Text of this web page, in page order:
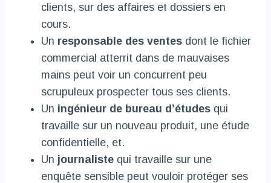
clients, sur des affaires et dossiers en
cours.
Un responsable des ventes dont le fichier
commercial atterrit dans de mauvaises
mains peut voir un concurrent peu
scrupuleux prospecter tous ses clients.
Un ingénieur de bureau d’études qui
travaille sur un nouveau produit, une étude
confidentielle, et.
Un journaliste qui travaille sur une
enquête sensible peut vouloir protéger ses